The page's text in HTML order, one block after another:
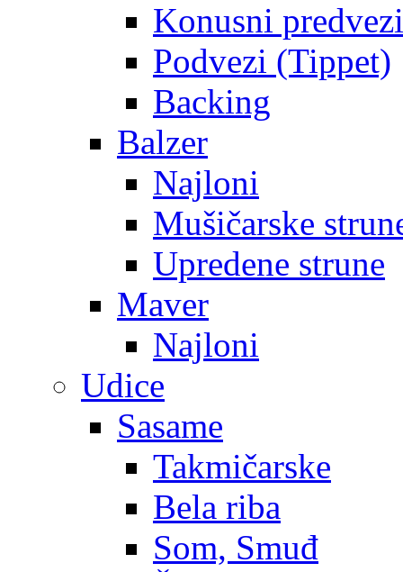
Konusni predvezi
Podvezi (Tippet)
Backing
Balzer
Najloni
Mušičarske
Upredene strune
Maver
Najloni
Udice
Sasame
Takmičarske
Bela riba
Som, Smuđ